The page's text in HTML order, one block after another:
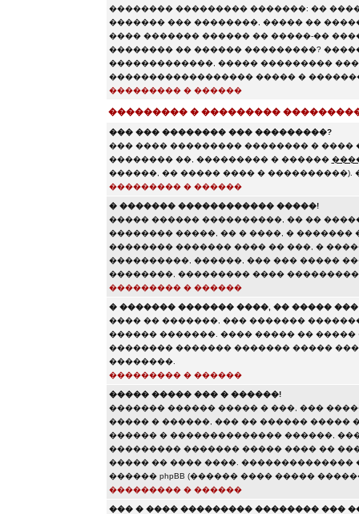
�������� ��������� �������: ��
������� ��� ��������, ����� ��
���� ������� ������ �� �����-��
�������� �� ������ ���������?
�������������, ����� ���������
������������������ ����� �
��������� � ������
��������� � ���������
��� ��� �������� ��� ���������?
��� ���� ��������� �������� � ����
�������� ��, ��������� � ������
������, �� ����� ���� �
��������� � ������
� ������� ������������ �����!
����� ������ ����������, �� ��
�������� �����, �� � ����, �
�������� ������� ���� �� ���, �
����������, ������, ��� ��� �����
��������, ��������� ����
��������� � ������
� ������� ������� ����, �� �����
���� �� �������, ��� �������
������ �������. ���� ����� ��
�������� ������� ������� �����
��������.
��������� � ������
����� ����� ��� � ������!
������� ������ ����� � ���, ���
����� � ������, ��� �� ������ �����
������ � �������������� ������,
��������� ������� ����� ���� ��
����� �� ���� ����.
������ phpBB (������ ���� �����
��������� � ������
��� � ���� ��������� �������� ���